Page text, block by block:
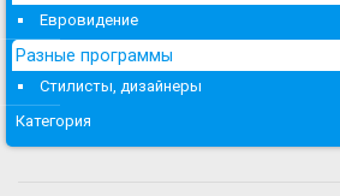
Евровидение
Разные программы
Стилисты, дизайнеры
Категория